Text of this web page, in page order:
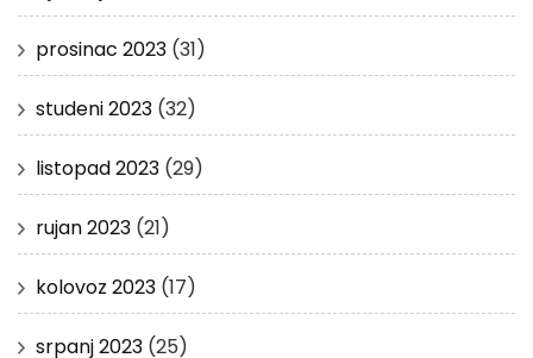
prosinac 2023 (31)
studeni 2023 (32)
listopad 2023 (29)
rujan 2023 (21)
kolovoz 2023 (17)
srpanj 2023 (25)